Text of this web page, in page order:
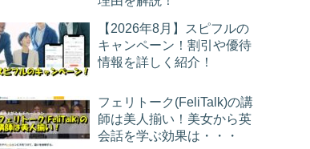
【2026年8月】スピフルの
キャンペーン！割引や優待
情報を詳しく紹介！
フェリトーク(FeliTalk)の講
師は美人揃い！美女から英
会話を学ぶ効果は・・・